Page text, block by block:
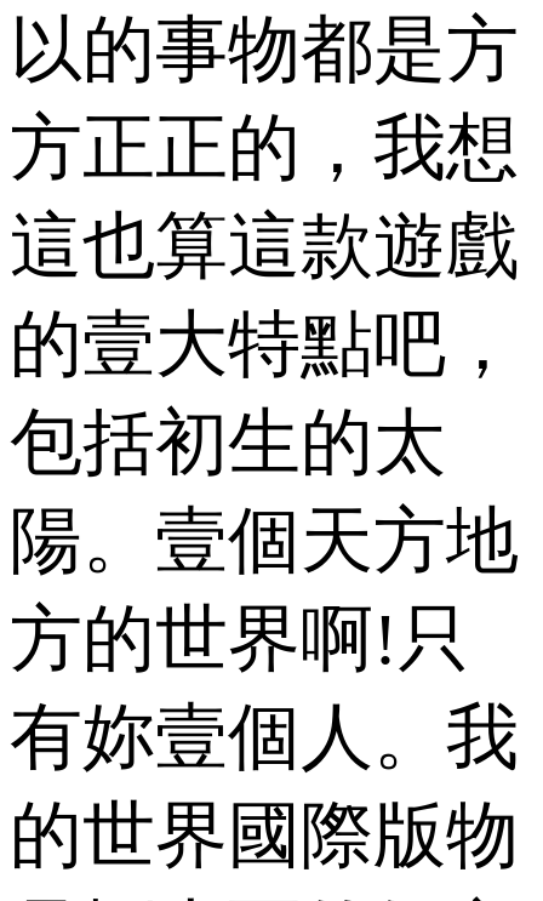
以的事物都是方
方正正的，我想
這也算這款遊戲
的壹大特點吧，
包括初生的太
陽。壹個天方地
方的世界啊!只
有妳壹個人。我
的世界國際版物